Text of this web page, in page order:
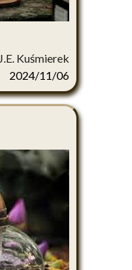
J.E. Kuśmierek
2024/11/06